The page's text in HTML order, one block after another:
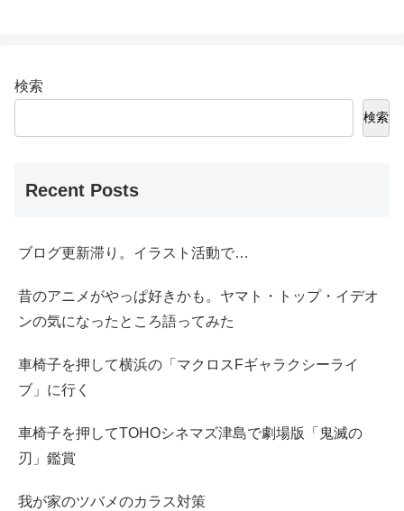
検索
検索
Recent Posts
ブログ更新滞り。イラスト活動で…
昔のアニメがやっぱ好きかも。ヤマト・トップ・イデオ
ンの気になったところ語ってみた
車椅子を押して横浜の「マクロスFギャラクシーライ
ブ」に行く
車椅子を押してTOHOシネマズ津島で劇場版「鬼滅の
刃」鑑賞
我が家のツバメのカラス対策